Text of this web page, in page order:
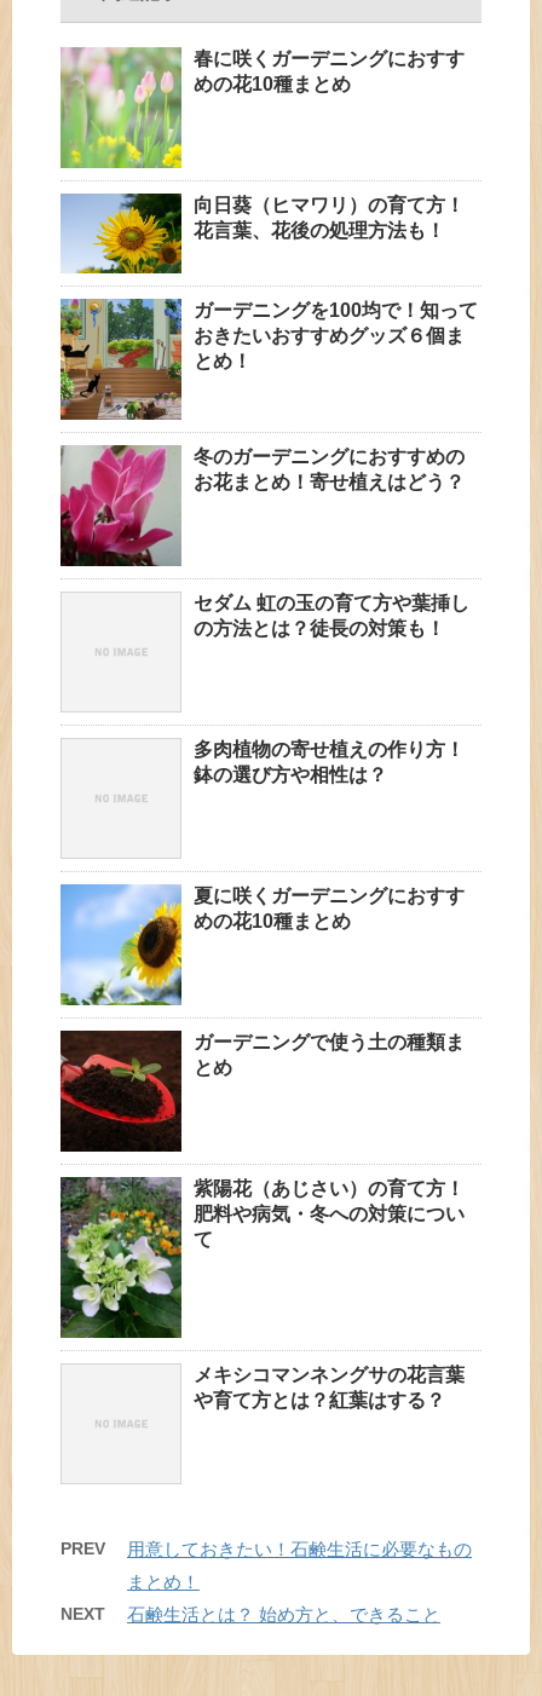
春に咲くガーデニングにおすす
めの花10種まとめ
向日葵（ヒマワリ）の育て方！
花言葉、花後の処理方法も！
ガーデニングを100均で！知って
おきたいおすすめグッズ６個ま
とめ！
冬のガーデニングにおすすめの
お花まとめ！寄せ植えはどう？
セダム 虹の玉の育て方や葉挿し
の方法とは？徒長の対策も！
多肉植物の寄せ植えの作り方！
鉢の選び方や相性は？
夏に咲くガーデニングにおすす
めの花10種まとめ
ガーデニングで使う土の種類ま
とめ
紫陽花（あじさい）の育て方！
肥料や病気・冬への対策につい
て
メキシコマンネングサの花言葉
や育て方とは？紅葉はする？
PREV
用意しておきたい！石鹸生活に必要なもの
まとめ！
NEXT 石鹸生活とは？ 始め方と、できること